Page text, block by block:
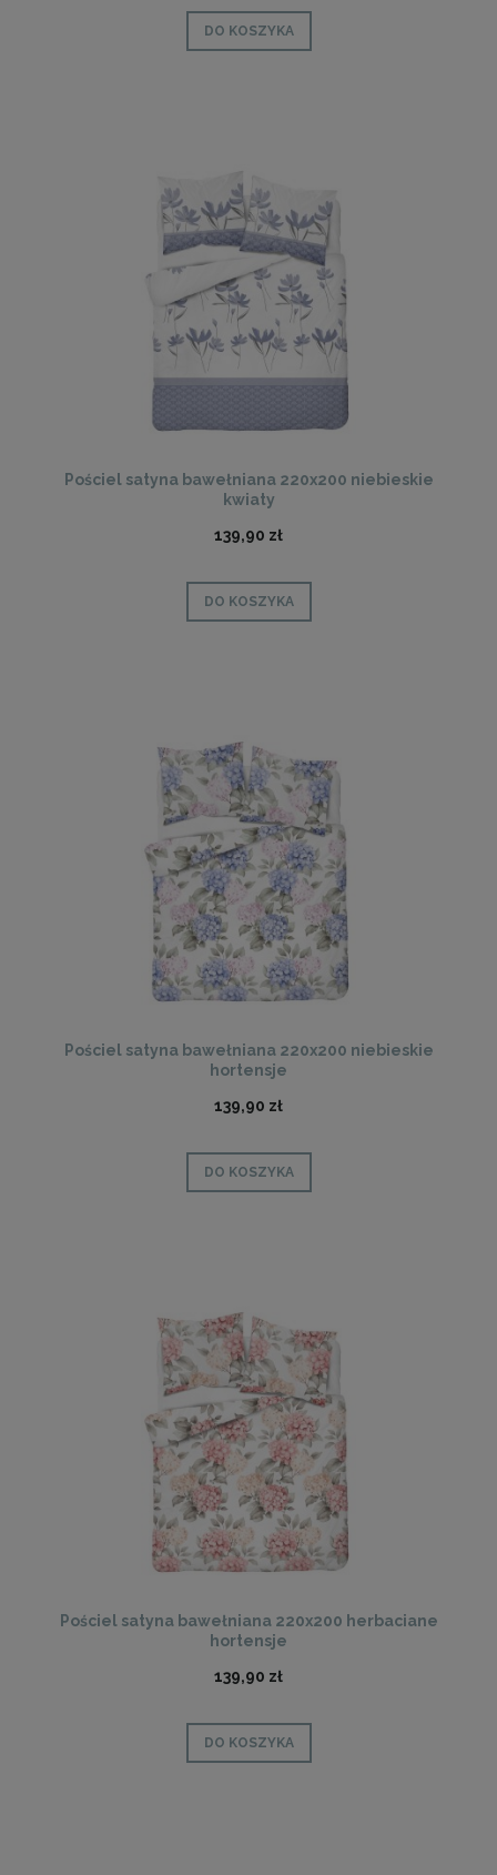
DO KOSZYKA
Pościel satyna bawełniana 220x200 niebieskie
kwiaty
139,90 zł
DO KOSZYKA
Pościel satyna bawełniana 220x200 niebieskie
hortensje
139,90 zł
DO KOSZYKA
Pościel satyna bawełniana 220x200 herbaciane
hortensje
139,90 zł
DO KOSZYKA